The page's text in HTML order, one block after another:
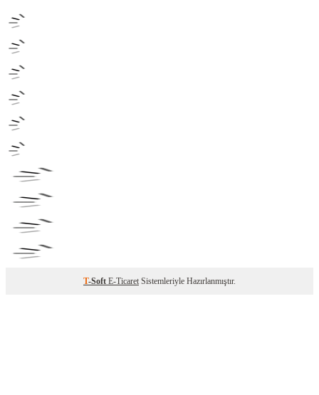
T-Soft E-Ticaret Sistemleriyle Hazırlanmıştır.